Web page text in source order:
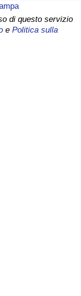
di questo servizio
e Politica sulla